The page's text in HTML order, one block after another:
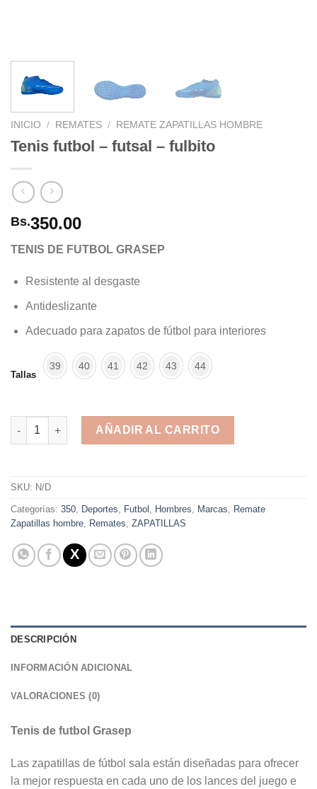
INICIO / REMATES / REMATE ZAPATILLAS HOMBRE
Tenis futbol – futsal – fulbito
Bs.350.00
TENIS DE FUTBOL GRASEP
Resistente al desgaste
Antideslizante
Adecuado para zapatos de fútbol para interiores
Tallas
39 40 41 42 43 44
Tenis futbol - futsal - fulbito cantidad
AÑADIR AL CARRITO
SKU: N/D
Categorías: 350, Deportes, Futbol , Hombres, Marcas, Remate
Zapatillas hombre, Remates, ZAPATILLAS
DESCRIPCIÓN
INFORMACIÓN ADICIONAL
VALORACIONES (0)
Tenis de futbol Grasep
Las zapatillas de fútbol sala están diseñadas para ofrecer
la mejor respuesta en cada uno de los lances del juego e